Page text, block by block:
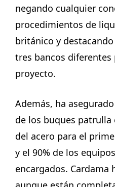
negando cualquier
procedimientos de
británico y
tres bancos diferentes
proyecto.
Además, ha
de los buques patrulla
del acero para el
y el 90% de los
encargados. Cardama